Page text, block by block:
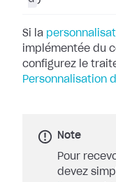
Si la
implémentée du
configurez le
Personnalisation
Note
Pour
devez